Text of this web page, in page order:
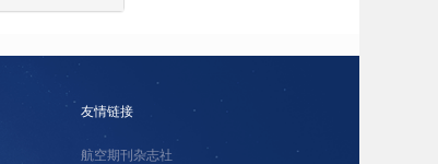
友情链接
航空期刊杂志社